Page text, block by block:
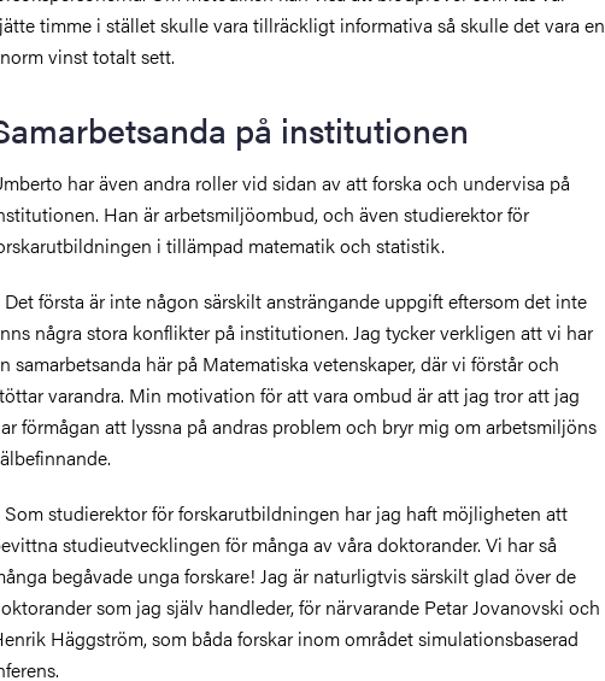
timme i stället skulle vara tillräckligt informativa så skulle det vara en
vinst totalt sett.
på institutionen
har även andra roller vid sidan av att forska och undervisa på
Han är arbetsmiljöombud, och även studierektor för
i tillämpad matematik och statistik.
Det första är inte någon särskilt ansträngande uppgift eftersom det inte
några stora konflikter på institutionen. Jag tycker verkligen att vi har
samarbetsanda här på Matematiska vetenskaper, där vi förstår och
varandra. Min motivation för att vara ombud är att jag tror att jag
förmågan att lyssna på andras problem och bryr mig om arbetsmiljöns
Som studierektor för forskarutbildningen har jag haft möjligheten att
studieutvecklingen för många av våra doktorander. Vi har så
begåvade unga forskare! Jag är naturligtvis särskilt glad över de
som jag själv handleder, för närvarande Petar Jovanovski och
Häggström, som båda forskar inom området simulationsbaserad